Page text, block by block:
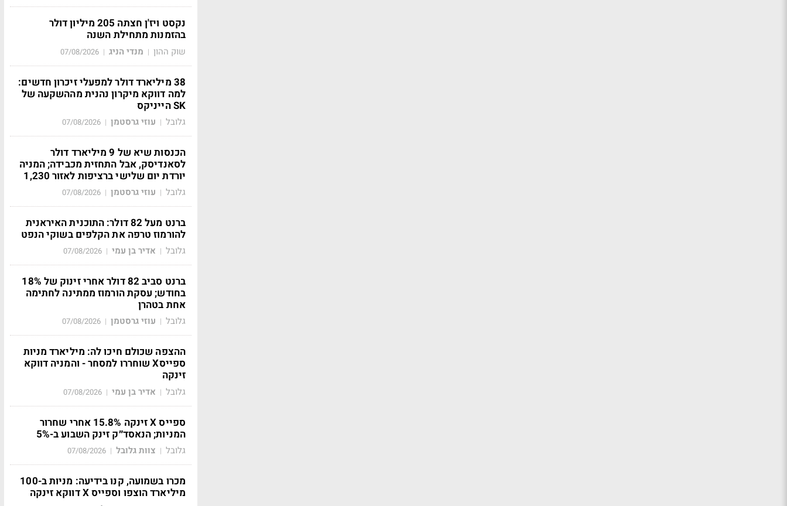
נקסט ויז'ן חצתה 205 מיליון דולר
בהזמנות מתחילת השנה
שוק ההון | מנדי הניג |
07/08/2026
38 מיליארד דולר למפעלי זיכרון חדשים:
למה דווקא מיקרון נהנית מההשקעה של
SK הייניקס
גלובל | עוזי גרסטמן |
07/08/2026
הכנסות שיא של 9 מיליארד דולר
לסאנדיסק, אבל התחזית מכבידה; המניה
יורדת יום שלישי ברציפות לאזור 1,230
גלובל | עוזי גרסטמן |
07/08/2026
ברנט מעל 82 דולר: התוכנית האיראנית
להורמוז טרפה את הקלפים בשוקי הנפט
גלובל | אדיר בן עמי |
07/08/2026
ברנט סביב 82 דולר אחרי זינוק של 18%
בחודש; עסקת הורמוז ממתינה לחתימה
אחת בטהרן
גלובל | עוזי גרסטמן |
07/08/2026
ההצפה שכולם חיכו לה: מיליארד מניות
ספייסX שוחררו למסחר - והמניה דווקא
זינקה
גלובל | אדיר בן עמי |
07/08/2026
ספייס X זינקה 15.8% אחרי שחרור
המניות; הנאסד״ק זינק השבוע ב-5%
גלובל | צוות גלובל |
07/08/2026
מכרו בשמועה, קנו בידיעה: מניות ב-100
מיליארד הוצפו וספייס X דווקא זינקה